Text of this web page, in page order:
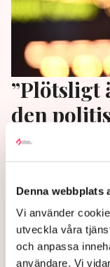
Denna webbplats
Vi använder
utveckla våra
och anpassa
användare. Vi
”Plötsligt
den
Regeringen
2 months ago | Av: